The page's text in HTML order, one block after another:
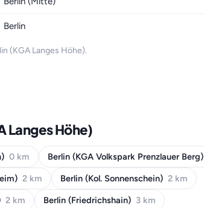
Berlin
(KGA Langes Höhe).
Langes Höhe)
0 km Berlin (KGA Volkspark Prenzlauer Berg)
2 km Berlin (Kol. Sonnenschein) 2 km
2 km Berlin (Friedrichshain) 3 km